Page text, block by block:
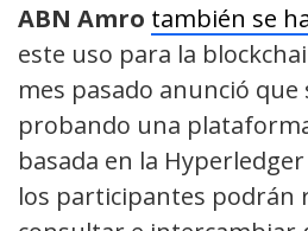
ABN Amro también se
este uso para la
mes pasado anunció
probando una
basada en la
los participantes podrán